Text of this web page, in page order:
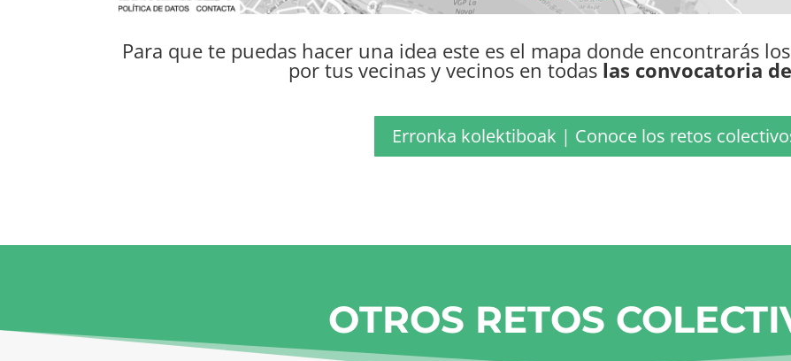
Para que te puedas hacer una idea este es el mapa donde encontrarás los
por tus vecinas y vecinos en todas las convocatoria
Erronka kolektiboak | Conoce los retos
OTROS RETOS